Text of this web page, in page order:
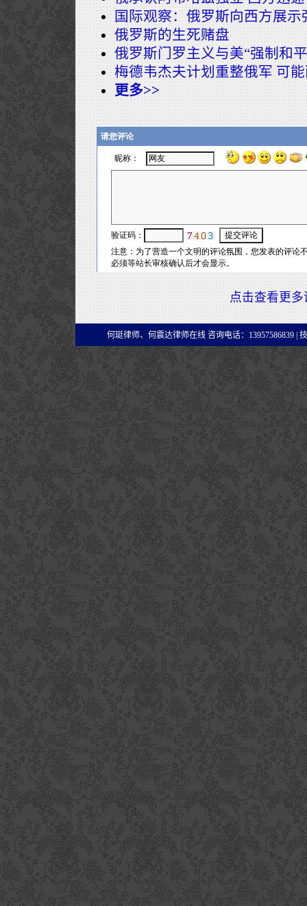
国际观察：俄罗斯向西方展示
俄罗斯的生死赌盘
俄罗斯门罗主义与美“强制和
梅德韦杰夫计划重整俄军 可
更多>>
点击查看更多
何珽律师、何震达律师在线 咨询电话：13957586839 |